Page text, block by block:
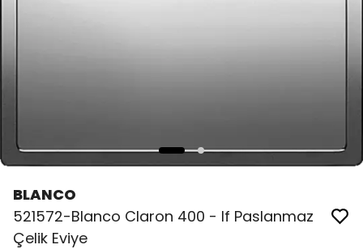
BLANCO
521572-Blanco Claron 400 - If Paslanmaz
Çelik Eviye